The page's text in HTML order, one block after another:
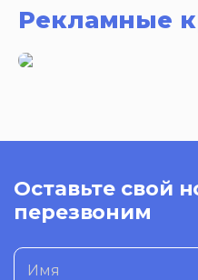
Рекламные
Оставьте свой
перезвоним
Имя